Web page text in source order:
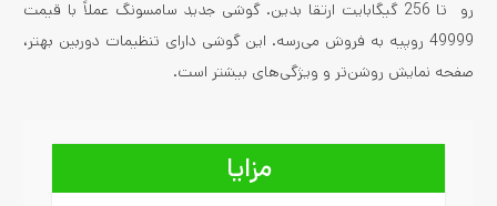
رو تا 256 گیگابایت ارتقا بدین. گوشی جدید سامسونگ عملاً با قیمت
49999 روپیه به فروش می‌رسه. این گوشی دارای تنظیمات دوربین بهتر،
صفحه نمایش روشن‌تر و ویژگی‌های بیشتر است.
مزایا